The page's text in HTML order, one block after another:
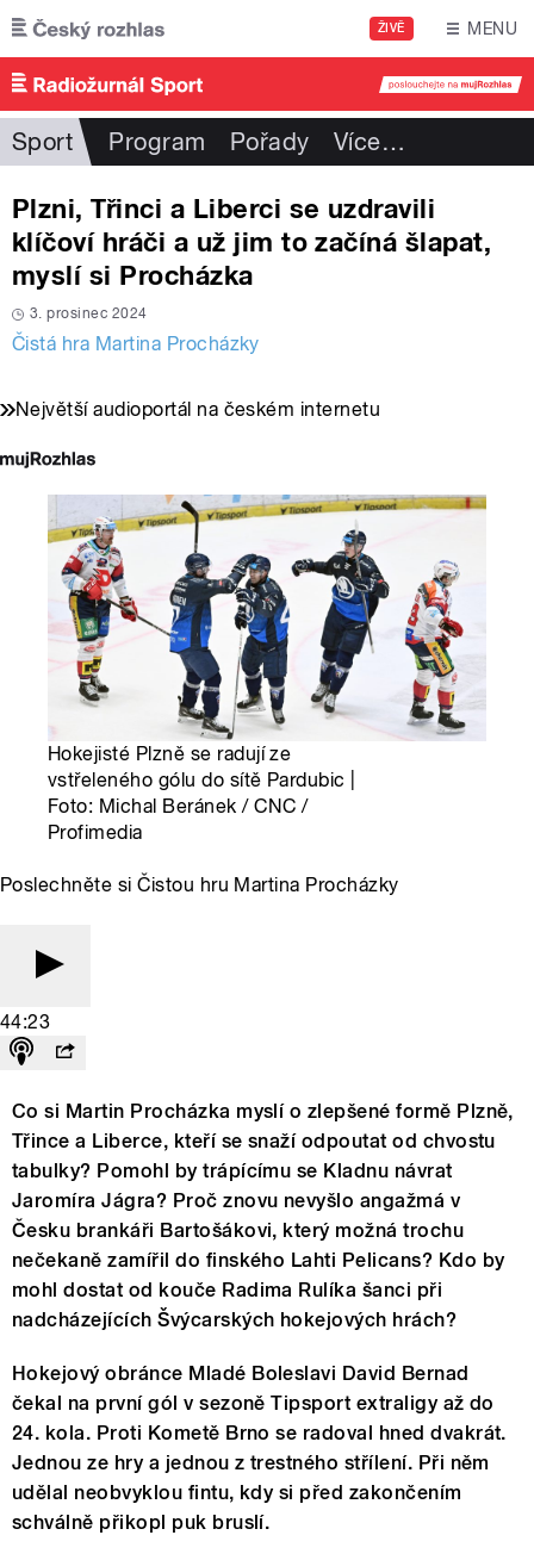
Přejít k hlavnímu obsahu
ŽIVĚ MENU
Sport Program Pořady Více…
Plzni, Třinci a Liberci se uzdravili
klíčoví hráči a už jim to začíná šlapat,
myslí si Procházka
3. prosinec 2024
Čistá hra Martina Procházky
Největší audioportál na českém internetu
Hokejisté Plzně se radují ze
vstřeleného gólu do sítě Pardubic |
Foto: Michal Beránek / CNC /
Profimedia
Poslechněte si Čistou hru Martina Procházky
44:23
Co si Martin Procházka myslí o zlepšené formě Plzně,
Třince a Liberce, kteří se snaží odpoutat od chvostu
tabulky? Pomohl by trápícímu se Kladnu návrat
Jaromíra Jágra? Proč znovu nevyšlo angažmá v
Česku brankáři Bartošákovi, který možná trochu
nečekaně zamířil do finského Lahti Pelicans? Kdo by
mohl dostat od kouče Radima Rulíka šanci při
nadcházejících Švýcarských hokejových hrách?
Hokejový obránce Mladé Boleslavi David Bernad
čekal na první gól v sezoně Tipsport extraligy až do
24. kola. Proti Kometě Brno se radoval hned dvakrát.
Jednou ze hry a jednou z trestného střílení. Při něm
udělal neobvyklou fintu, kdy si před zakončením
schválně přikopl puk bruslí.